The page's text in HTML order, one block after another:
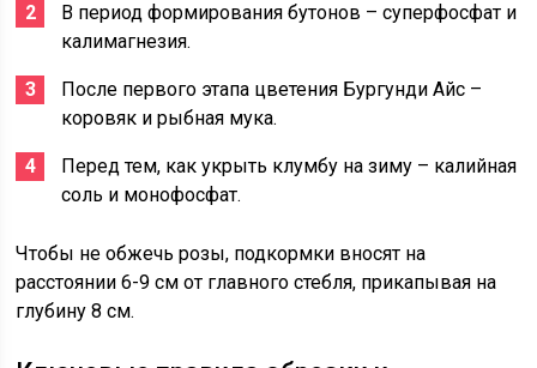
В период формирования бутонов – суперфосфат и
калимагнезия.
После первого этапа цветения Бургунди Айс –
коровяк и рыбная мука.
Перед тем, как укрыть клумбу на зиму – калийная
соль и монофосфат.
Чтобы не обжечь розы, подкормки вносят на
расстоянии 6-9 см от главного стебля, прикапывая на
глубину 8 см.